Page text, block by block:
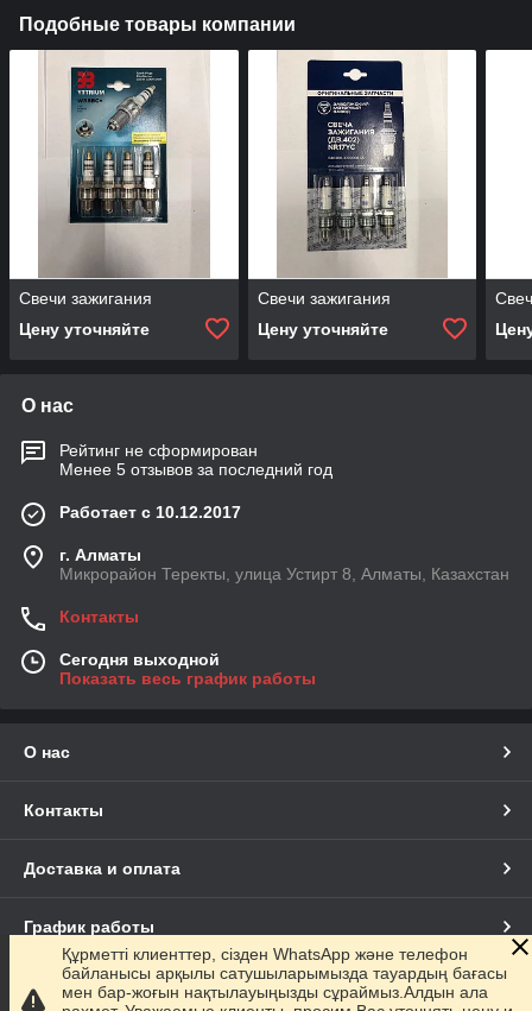
Подобные товары компании
Свечи зажигания
Цену уточняйте
Свечи зажигания
Цену уточняйте
О нас
Рейтинг не сформирован
Менее 5 отзывов за последний год
Работает с 10.12.2017
г. Алматы
Микрорайон Теректы, улица Устирт 8, Алматы, Казахстан
Контакты
Сегодня выходной
Показать весь график работы
О нас
Контакты
Доставка и оплата
График работы
Полная версия сайта
Құрметті клиенттер, сізден WhatsApp және телефон
байланысы арқылы сатушыларымызда тауардың бағасы
мен бар-жоғын нақтылауыңызды сұраймыз.Алдын ала